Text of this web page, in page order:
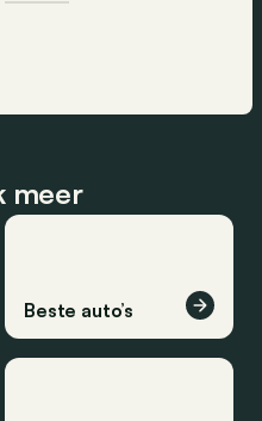
meer
Beste auto’s